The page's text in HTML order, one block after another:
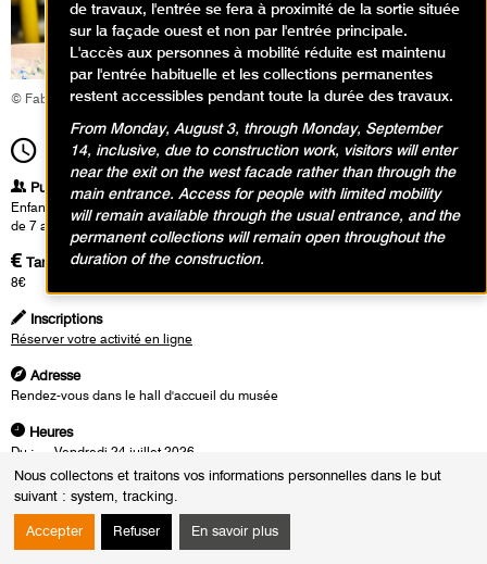
Nous collectons et traitons vos informations personnelles dans le but
suivant : system, tracking.
Accepter Refuser En savoir plus
© Fabrice Gaboriau
14h00 Durée2h00
Publics
Enfants / Ados
de 7 ans à 10 ans
Tarifs
8€
Inscriptions
Réserver votre activité en ligne
Adresse
Rendez-vous dans le hall d'accueil du musée
Heures
Du :
Vendredi 24 juillet 2026
au :
Vendredi 28 août 2026
Le :
Vendredi 21 août 2026 de 14h00 à 16h00
Vendredi 28 août 2026 de 14h00 à 16h00
En observant les oeuvres des collections, les enfants repèrent des tracés
de travaux, l'entrée se fera à proximité de la sortie située
sur la façade ouest et non par l'entrée principale.
L'accès aux personnes à mobilité réduite est maintenu
par l'entrée habituelle et les collections permanentes
restent accessibles pendant toute la durée des travaux.
From Monday, August 3, through Monday, September
14, inclusive, due to construction work, visitors will enter
near the exit on the west facade rather than through the
main entrance. Access for people with limited mobility
will remain available through the usual entrance, and the
permanent collections will remain open throughout the
duration of the construction.